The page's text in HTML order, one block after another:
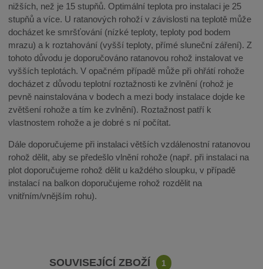
nižších, než je 15 stupňů. Optimální teplota pro instalaci je 25
stupňů a více. U ratanových rohoží v závislosti na teplotě může
docházet ke smršťování (nízké teploty, teploty pod bodem
mrazu) a k roztahování (vyšší teploty, přímé sluneční záření). Z
tohoto důvodu je doporučováno ratanovou rohož instalovat ve
vyšších teplotách. V opačném případě může při ohřátí rohože
docházet z důvodu teplotní roztažnosti ke zvlnění (rohož je
pevně nainstalována v bodech a mezi body instalace dojde ke
zvětšení rohože a tím ke zvlnění). Roztažnost patří k
vlastnostem rohože a je dobré s ní počítat.
Dále doporučujeme při instalaci větších vzdálenostní ratanovou
rohož dělit, aby se předešlo vlnění rohože (např. při instalaci na
plot doporučujeme rohož dělit u každého sloupku, v případě
instalací na balkon doporučujeme rohož rozdělit na
vnitřním/vnějším rohu).
SOUVISEJÍCÍ ZBOŽÍ 1